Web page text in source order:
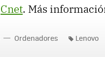
Cnet. Más
Ordenadores Lenovo